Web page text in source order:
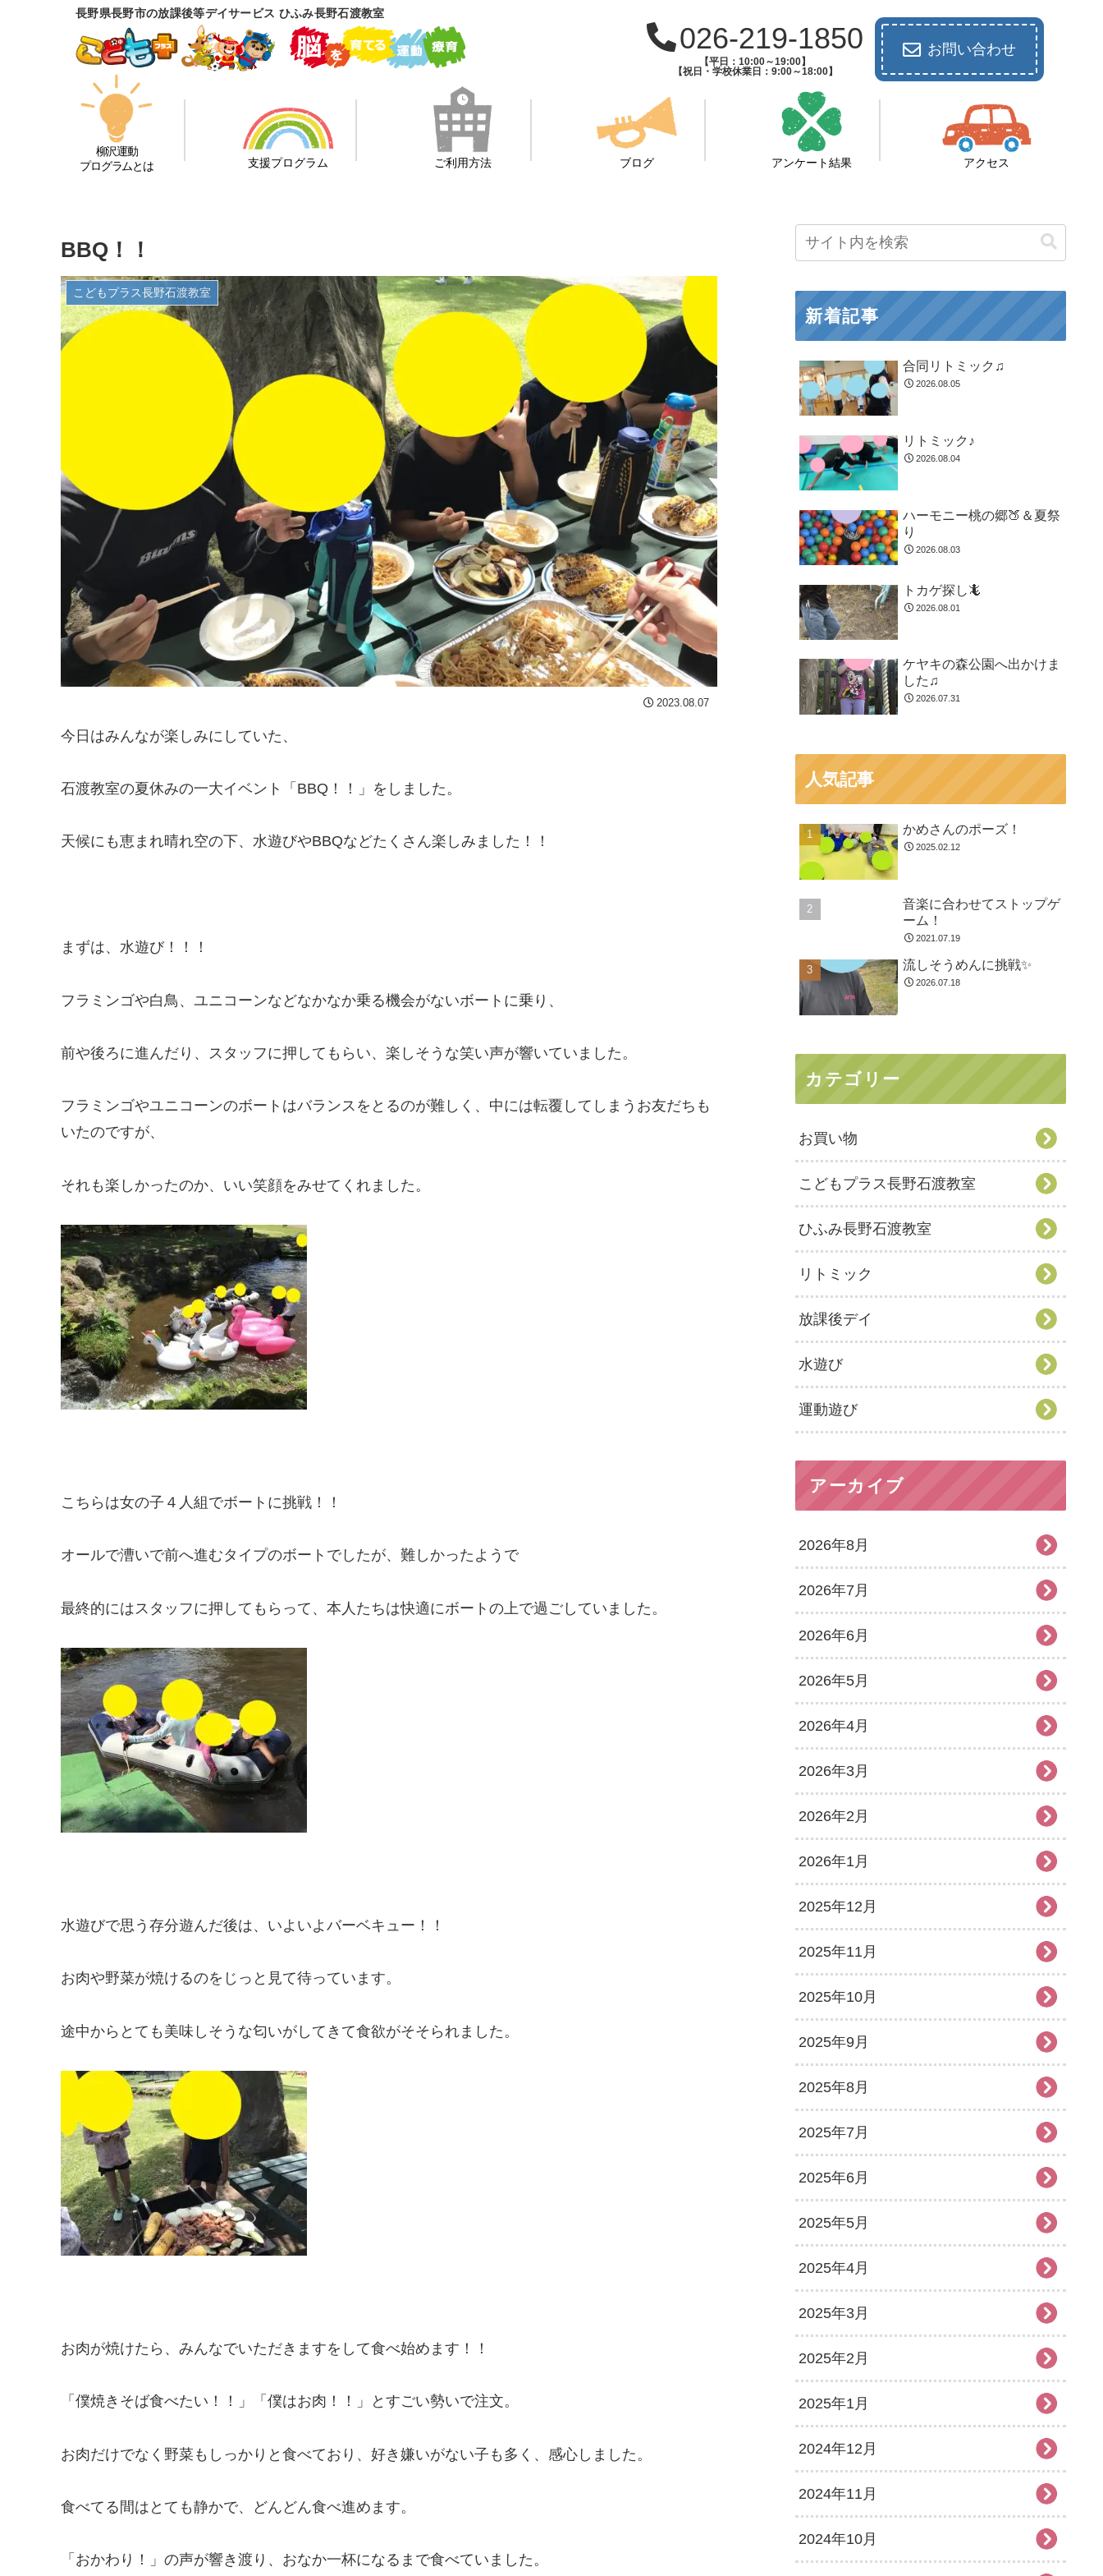
長野県長野市の放課後等デイサービス ひふみ長野石渡教室
026-219-1850
【平日：10:00～19:00】
【祝日・学校休業日：9:00～18:00】
お問い合わせ
柳沢運動
プログラムとは
支援プログラム ご利用方法 ブログ アンケート結果 アクセス
BBQ！！
こどもプラス長野石渡教室
2023.08.07
今日はみんなが楽しみにしていた、
石渡教室の夏休みの一大イベント「BBQ！！」をしました。
天候にも恵まれ晴れ空の下、水遊びやBBQなどたくさん楽しみました！！
まずは、水遊び！！！
フラミンゴや白鳥、ユニコーンなどなかなか乗る機会がないボートに乗り、
前や後ろに進んだり、スタッフに押してもらい、楽しそうな笑い声が響いていました。
フラミンゴやユニコーンのボートはバランスをとるのが難しく、中には転覆してしまうお友だちも
いたのですが、
それも楽しかったのか、いい笑顔をみせてくれました。
こちらは女の子４人組でボートに挑戦！！
オールで漕いで前へ進むタイプのボートでしたが、難しかったようで
最終的にはスタッフに押してもらって、本人たちは快適にボートの上で過ごしていました。
水遊びで思う存分遊んだ後は、いよいよバーベキュー！！
お肉や野菜が焼けるのをじっと見て待っています。
途中からとても美味しそうな匂いがしてきて食欲がそそられました。
お肉が焼けたら、みんなでいただきますをして食べ始めます！！
「僕焼きそば食べたい！！」「僕はお肉！！」とすごい勢いで注文。
お肉だけでなく野菜もしっかりと食べており、好き嫌いがない子も多く、感心しました。
食べてる間はとても静かで、どんどん食べ進めます。
「おかわり！」の声が響き渡り、おなか一杯になるまで食べていました。
新着記事
合同リトミック♫
2026.08.05
リトミック♪
2026.08.04
ハーモニー桃の郷🍑＆夏祭
り
2026.08.03
トカゲ探し🦎
2026.08.01
ケヤキの森公園へ出かけま
した♫
2026.07.31
人気記事
かめさんのポーズ！
2025.02.12
音楽に合わせてストップゲ
ーム！
2021.07.19
流しそうめんに挑戦✨
2026.07.18
カテゴリー
お買い物
こどもプラス長野石渡教室
ひふみ長野石渡教室
リトミック
放課後デイ
水遊び
運動遊び
アーカイブ
2026年8月
2026年7月
2026年6月
2026年5月
2026年4月
2026年3月
2026年2月
2026年1月
2025年12月
2025年11月
2025年10月
2025年9月
2025年8月
2025年7月
2025年6月
2025年5月
2025年4月
2025年3月
2025年2月
2025年1月
2024年12月
2024年11月
2024年10月